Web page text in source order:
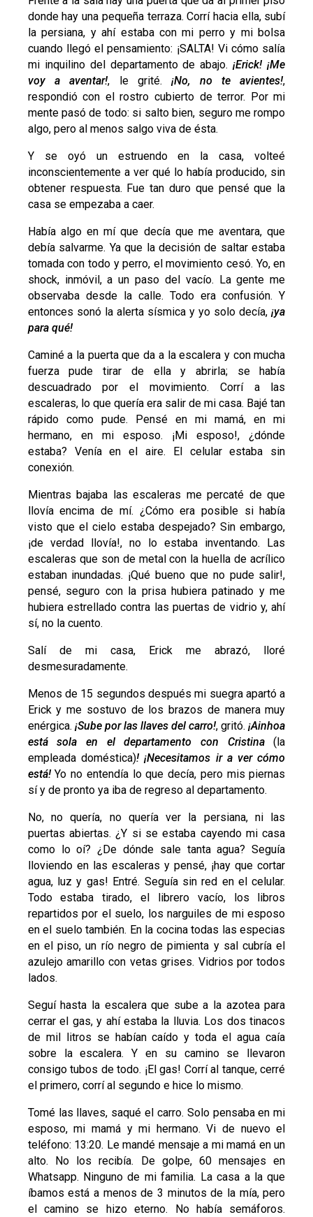
donde hay una pequeña terraza. Corrí hacia ella, subí
la persiana, y ahí estaba con mi perro y mi bolsa
cuando llegó el pensamiento: ¡SALTA! Vi cómo salía
mi inquilino del departamento de abajo.¡Erick! ¡Me
voy a aventar!, le grité.¡No, no te avientes!,
respondió con el rostro cubierto de terror. Por mi
mente pasó de todo: si salto bien, seguro me rompo
algo, pero al menos salgo viva de ésta.
Y se oyó un estruendo en la casa, volteé
inconscientemente a ver qué lo había producido, sin
obtener respuesta. Fue tan duro que pensé que la
casa se empezaba a caer.
Había algo en mí que decía que me aventara, que
debía salvarme. Ya que la decisión de saltar estaba
tomada con todo y perro, el movimiento cesó. Yo, en
shock, inmóvil, a un paso del vacío. La gente me
observaba desde la calle. Todo era confusión. Y
entonces sonó la alerta sísmica y yo solo decía,¡ya
para qué!
Caminé a la puerta que da a la escalera y con mucha
fuerza pude tirar de ella y abrirla; se había
descuadrado por el movimiento. Corrí a las
escaleras, lo que quería era salir de mi casa. Bajé tan
rápido como pude. Pensé en mi mamá, en mi
hermano, en mi esposo. ¡Mi esposo!, ¿dónde
estaba? Venía en el aire. El celular estaba sin
conexión.
Mientras bajaba las escaleras me percaté de que
llovía encima de mí. ¿Cómo era posible si había
visto que el cielo estaba despejado? Sin embargo,
¡de verdad llovía!, no lo estaba inventando. Las
escaleras que son de metal con la huella de acrílico
estaban inundadas. ¡Qué bueno que no pude salir!,
pensé, seguro con la prisa hubiera patinado y me
hubiera estrellado contra las puertas de vidrio y, ahí
sí, no la cuento.
Salí de mi casa, Erick me abrazó, lloré
desmesuradamente.
Menos de 15 segundos después mi suegra apartó a
Erick y me sostuvo de los brazos de manera muy
enérgica. ¡Sube por las llaves del carro!, gritó.¡Ainhoa
está sola en el departamento con Cristina(la
empleada doméstica)!¡Necesitamos ir a ver cómo
está!Yo no entendía lo que decía, pero mis piernas
sí y de pronto ya iba de regreso al departamento.
No, no quería, no quería ver la persiana, ni las
puertas abiertas. ¿Y si se estaba cayendo mi casa
como lo oí? ¿De dónde sale tanta agua? Seguía
lloviendo en las escaleras y pensé, ¡hay que cortar
agua, luz y gas! Entré. Seguía sin red en el celular.
Todo estaba tirado, el librero vacío, los libros
repartidos por el suelo, los narguiles de mi esposo
en el suelo también. En la cocina todas las especias
en el piso, un río negro de pimienta y sal cubría el
azulejo amarillo con vetas grises. Vidrios por todos
lados.
Seguí hasta la escalera que sube a la azotea para
cerrar el gas, y ahí estaba la lluvia. Los dos tinacos
de mil litros se habían caído y toda el agua caía
sobre la escalera. Y en su camino se llevaron
consigo tubos de todo. ¡El gas! Corrí al tanque, cerré
el primero, corrí al segundo e hice lo mismo.
Tomé las llaves, saqué el carro. Solo pensaba en mi
esposo, mi mamá y mi hermano. Vi de nuevo el
teléfono: 13:20. Le mandé mensaje a mi mamá en un
alto. No los recibía. De golpe, 60 mensajes en
Whatsapp. Ninguno de mi familia. La casa a la que
íbamos está a menos de 3 minutos de la mía, pero
el camino se hizo eterno. No había semáforos.